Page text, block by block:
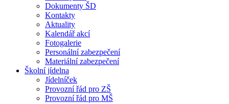
Dokumenty ŠD
Kontakty
Aktuality
Kalendář akcí
Fotogalerie
Personální zabezpečení
Materiální zabezpečení
Školní jídelna
Jídelníček
Provozní řád pro ZŠ
Provozní řád pro MŠ